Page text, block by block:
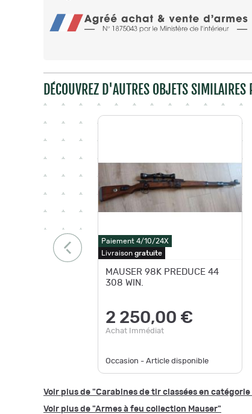
DÉCOUVREZ D'AUTRES OBJETS SIMILAIRES
Paiement 4/10/24X
Livraison gratuite
MAUSER 98K PREDUCE 44
308 WIN.
2 250,00 €
Achat Immédiat
Occasion - Article disponible
Voir plus de "Carabines de tir classées en catégorie
Voir plus de "Armes à feu collection Mauser"